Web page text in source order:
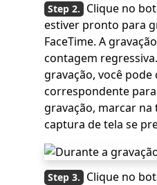
Clique no
estiver pronto para
FaceTime. A
contagem
gravação, você
correspondente
gravação, marcar na
captura de tela se
Clique no